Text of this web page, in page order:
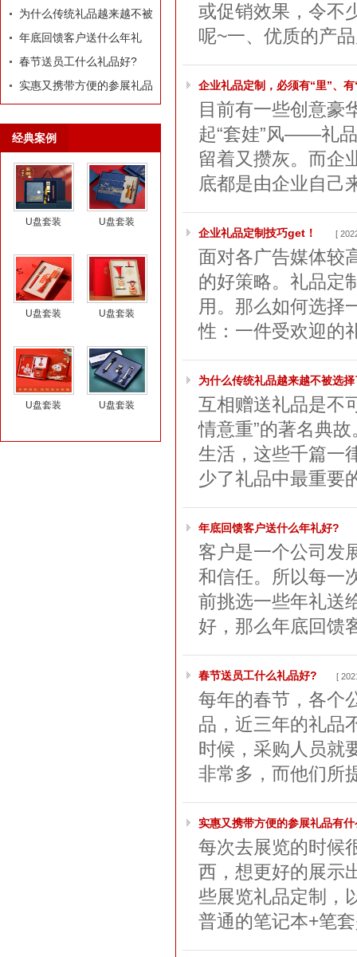
为什么传统礼品越来越不被
选择了
年底回馈客户送什么年礼
好?
春节送员工什么礼品好?
实惠又携带方便的参展礼品
经典案例
U盘套装 U盘套装
U盘套装 U盘套装
U盘套装 U盘套装
或促销效果，令不
呢~一、优质的产
企业礼品定制，必须有“里”、有
目前有一些创意豪
起“套娃”风——礼
留着又攒灰。而企
底都是由企业自己
企业礼品定制技巧get！ [
面对各广告媒体较
的好策略。礼品定
用。那么如何选择
性：一件受欢迎的
为什么传统礼品越来越不被选择
互相赠送礼品是不
情意重”的著名典
生活，这些千篇一
少了礼品中最重要
年底回馈客户送什么年礼好?
客户是一个公司发
和信任。所以每一
前挑选一些年礼送
好，那么年底回馈
春节送员工什么礼品好? [
每年的春节，各个
品，近三年的礼品
时候，采购人员就
非常多，而他们所
实惠又携带方便的参展礼品有什
每次去展览的时候
西，想更好的展示
些展览礼品定制，
普通的笔记本+笔